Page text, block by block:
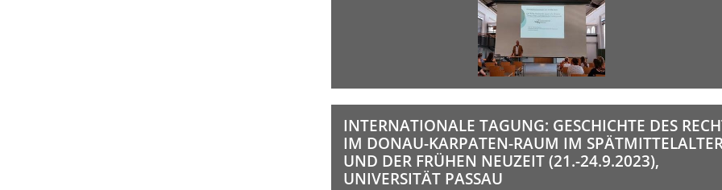
INTERNATIONALE TAGUNG: GESCHICHTE DES
IM DONAU-KARPATEN-RAUM IM
UND DER FRÜHEN NEUZEIT (21.-24.9.2023),
UNIVERSITÄT PASSAU